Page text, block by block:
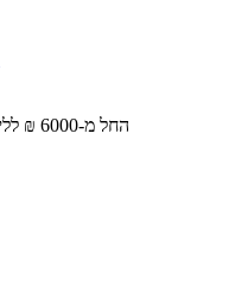
החל מ-‏6000 ₪ ללילה למזמינים 2 לילות בסופ"ש הקרוב